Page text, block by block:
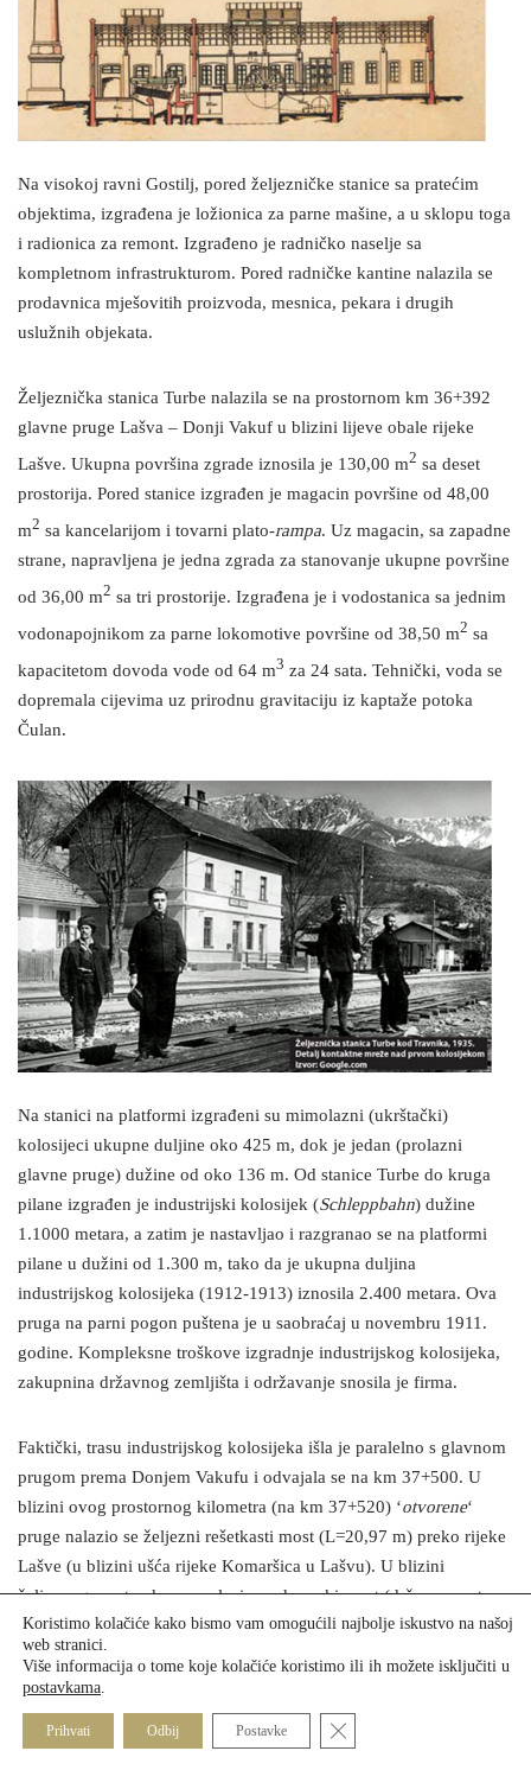
Na visokoj ravni Gostilj, pored željezničke stanice sa pratećim
objektima, izgrađena je ložionica za parne mašine, a u sklopu toga
i radionica za remont. Izgrađeno je radničko naselje sa
kompletnom infrastrukturom. Pored radničke kantine nalazila se
prodavnica mješovitih proizvoda, mesnica, pekara i drugih
uslužnih objekata.
Željeznička stanica Turbe nalazila se na prostornom km 36+392
glavne pruge Lašva – Donji Vakuf u blizini lijeve obale rijeke
Lašve. Ukupna površina zgrade iznosila je 130,00 m2 sa deset
prostorija. Pored stanice izgrađen je magacin površine od 48,00
m2 sa kancelarijom i tovarni plato-rampa. Uz magacin, sa zapadne
strane, napravljena je jedna zgrada za stanovanje ukupne površine
od 36,00 m2 sa tri prostorije. Izgrađena je i vodostanica sa jednim
vodonapojnikom za parne lokomotive površine od 38,50 m2 sa
kapacitetom dovoda vode od 64 m3 za 24 sata. Tehnički, voda se
dopremala cijevima uz prirodnu gravitaciju iz kaptaže potoka
Čulan.
Na stanici na platformi izgrađeni su mimolazni (ukrštački)
kolosijeci ukupne duljine oko 425 m, dok je jedan (prolazni
glavne pruge) dužine od oko 136 m. Od stanice Turbe do kruga
pilane izgrađen je industrijski kolosijek (Schleppbahn) dužine
1.1000 metara, a zatim je nastavljao i razgranao se na platformi
pilane u dužini od 1.300 m, tako da je ukupna duljina
industrijskog kolosijeka (1912-1913) iznosila 2.400 metara. Ova
pruga na parni pogon puštena je u saobraćaj u novembru 1911.
godine. Kompleksne troškove izgradnje industrijskog kolosijeka,
zakupnina državnog zemljišta i održavanje snosila je firma.
Faktički, trasu industrijskog kolosijeka išla je paralelno s glavnom
prugom prema Donjem Vakufu i odvajala se na km 37+500. U
blizini ovog prostornog kilometra (na km 37+520) ‘otvorene‘
pruge nalazio se željezni rešetkasti most (L=20,97 m) preko rijeke
Lašve (u blizini ušća rijeke Komaršica u Lašvu). U blizini
željeznog mosta, desno, nalazio se drumski most (državna cesta
Travnik – Turbe – Donji Vakuf), a desno, razdaljinom metar-dva,
nalazio se drveni most industrijske pruge, L=14 m. U neposrednoj
blizini ova dva mosta, na cestovnom prijelazu, postavljen je
branik koji je obezbjeđivao vožnju fabričkog voza. Desno od
drvenog mosta, nalazila se radnička kantina i objekat ‘Blagajna’
Koristimo kolačiće kako bismo vam omogućili najbolje iskustvo na našoj
web stranici.
Više informacija o tome koje kolačiće koristimo ili ih možete isključiti u
postavkama
Prihvati Odbij Postavke Close GDPR Cookie Banner